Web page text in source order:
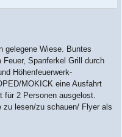
gelegene Wiese. Buntes
Feuer, Spanferkel Grill durch
Höhenfeuerwerk-
MOKICK eine Ausfahrt
für 2 Personen ausgelost.
zu lesen/zu schauen/ Flyer als